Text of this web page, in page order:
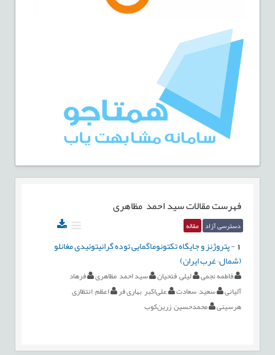
فهرست مقالاتسید احمد مظاهری
دسترسی آزاد مقاله
-پتروژنز و جایگاه تکتونوماگمایی توده گرانیتوئیدی مغانلو
(شمال¬غرب ایران)
فاطمه نجمی لیلی فتحیان سید احمد مظاهری
فرهاد
آلیانی
سعید سعادت علی‌اکبر بهاری فر
اعظم انتظاری
هرسینی
محمدحسین زرین‌کوب